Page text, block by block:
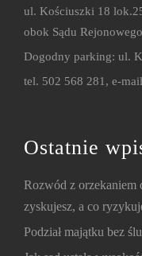
ul. Kościuszki 18
obok Sądu
Dogodny parking: ul.
tel. 502 568 281, e-
Ostatnie
Rozwód z orzekaniem
zyskujesz, a co
Podział majątku bez